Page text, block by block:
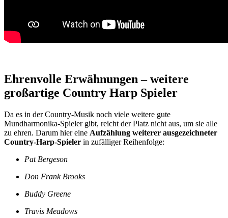
Ehrenvolle Erwähnungen – weitere
großartige Country Harp Spieler
Da es in der Country-Musik noch viele weitere gute
Mundharmonika-Spieler gibt, reicht der Platz nicht aus, um sie alle
zu ehren. Darum hier eine Aufzählung weiterer ausgezeichneter
Country-Harp-Spieler in zufälliger Reihenfolge:
Pat Bergeson
Don Frank Brooks
Buddy Greene
Travis Meadows